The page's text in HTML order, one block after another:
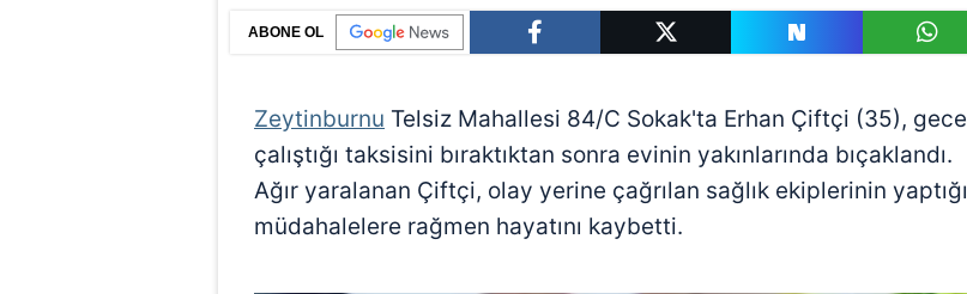
ABONE OL
Zeytinburnu Telsiz Mahallesi 84/C Sokak'ta Erhan Çiftçi (35), gece
çalıştığı taksisini bıraktıktan sonra evinin yakınlarında bıçaklandı.
Ağır yaralanan Çiftçi, olay yerine çağrılan sağlık ekiplerinin yaptığı
müdahalelere rağmen hayatını kaybetti.